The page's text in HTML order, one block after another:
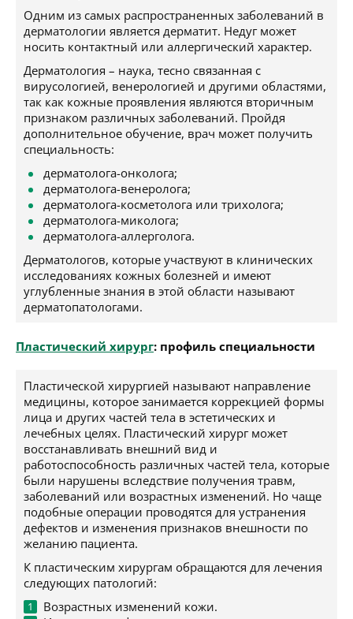
Одним из самых распространенных заболеваний в
дерматологии является дерматит. Недуг может
носить контактный или аллергический характер.
Дерматология – наука, тесно связанная с
вирусологией, венерологией и другими областями,
так как кожные проявления являются вторичным
признаком различных заболеваний. Пройдя
дополнительное обучение, врач может получить
специальность:
дерматолога-онколога;
дерматолога-венеролога;
дерматолога-косметолога или трихолога;
дерматолога-миколога;
дерматолога-аллерголога.
Дерматологов, которые участвуют в клинических
исследованиях кожных болезней и имеют
углубленные знания в этой области называют
дерматопатологами.
Пластический хирург: профиль специальности
Пластической хирургией называют направление
медицины, которое занимается коррекцией формы
лица и других частей тела в эстетических и
лечебных целях. Пластический хирург может
восстанавливать внешний вид и
работоспособность различных частей тела, которые
были нарушены вследствие получения травм,
заболеваний или возрастных изменений. Но чаще
подобные операции проводятся для устранения
дефектов и изменения признаков внешности по
желанию пациента.
К пластическим хирургам обращаются для лечения
следующих патологий:
Возрастных изменений кожи.